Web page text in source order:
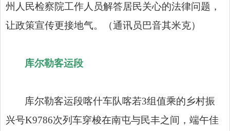
州人民检察院工作人员解答居民关心的法律问题，
让政策宣传更接地气。（通讯员巴音其米克）
库尔勒客运段
库尔勒客运段喀什车队喀若3组值乘的乡村振
兴号K9786次列车穿梭在南屯与民丰之间，端午佳